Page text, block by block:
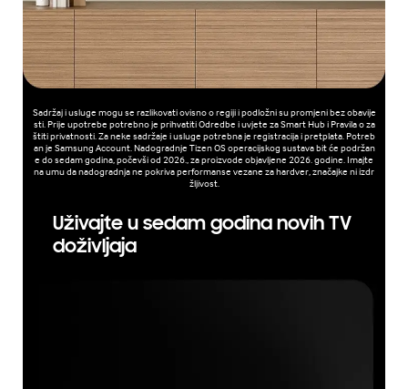
Sadržaj i usluge mogu se razlikovati ovisno o regiji i podložni su promjeni bez obavije
sti. Prije upotrebe potrebno je prihvatiti Odredbe i uvjete za Smart Hub i Pravila o za
štiti privatnosti. Za neke sadržaje i usluge potrebna je registracija i pretplata. Potreb
an je Samsung Account. Nadogradnje Tizen OS operacijskog sustava bit će podržan
e do sedam godina, počevši od 2026., za proizvode objavljene 2026. godine. Imajte
na umu da nadogradnja ne pokriva performanse vezane za hardver, značajke ni izdr
žljivost.
Uživajte u sedam godina novih TV
doživljaja